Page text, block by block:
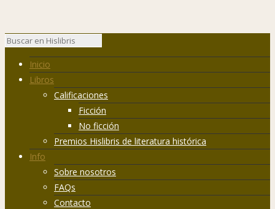
Inicio
Libros
Calificaciones
Ficción
No ficción
Premios Hislibris de literatura histórica
Info
Sobre nosotros
FAQs
Contacto